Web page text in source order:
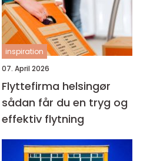
inspiration
07. April 2026
Flyttefirma helsingør
sådan får du en tryg og
effektiv flytning